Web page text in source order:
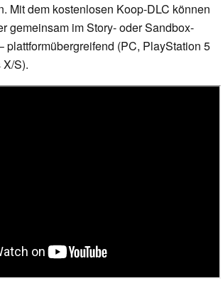
Mit dem kostenlosen Koop-DLC können
gemeinsam im Story- oder Sandbox-
plattformübergreifend (PC, PlayStation 5
S).